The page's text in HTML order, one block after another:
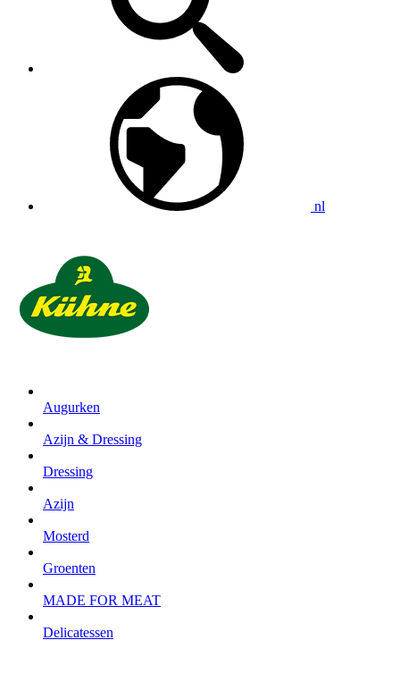
nl
Augurken
Azijn & Dressing
Dressing
Azijn
Mosterd
Groenten
MADE FOR MEAT
Delicatessen